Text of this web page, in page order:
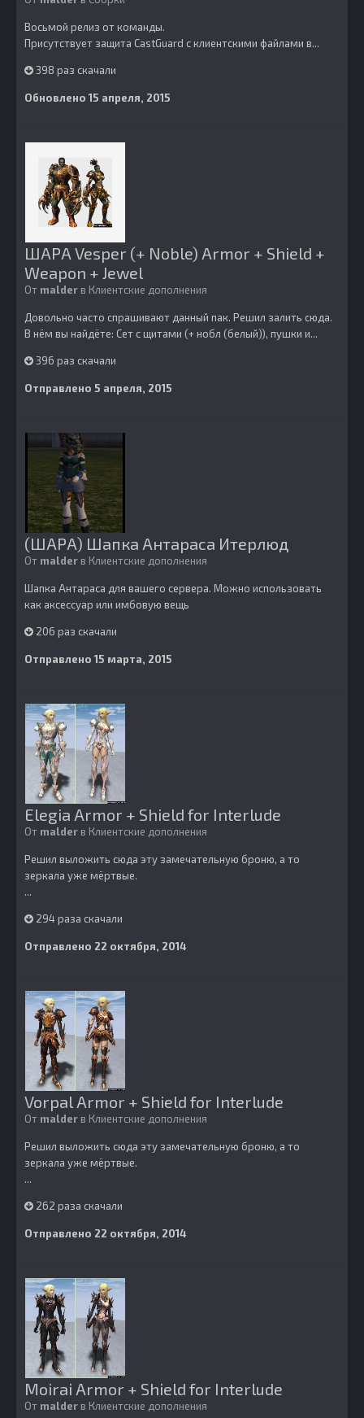
Восьмой релиз от команды.
Присутствует защита CastGuard с клиентскими файлами в...
398 раз скачали
Обновлено15 апреля, 2015
ШАРА Vesper (+ Noble) Armor + Shield +
Weapon + Jewel
От malderв Клиентские дополнения
Довольно часто спрашивают данный пак. Решил залить сюда.
В нём вы найдёте: Сет с щитами (+ нобл (белый)), пушки и...
396 раз скачали
Отправлено 5 апреля, 2015
(ШАРА) Шапка Антараса Итерлюд
От malderв Клиентские дополнения
Шапка Антараса для вашего сервера. Можно использовать
как аксессуар или имбовую вещь
206 раз скачали
Отправлено15 марта, 2015
Elegia Armor + Shield for Interlude
От malderв Клиентские дополнения
Решил выложить сюда эту замечательную броню, а то
зеркала уже мёртвые.
...
294 раза скачали
Отправлено 22 октября, 2014
Vorpal Armor + Shield for Interlude
От malderв Клиентские дополнения
Решил выложить сюда эту замечательную броню, а то
зеркала уже мёртвые.
...
262 раза скачали
Отправлено 22 октября, 2014
Moirai Armor + Shield for Interlude
От malderв Клиентские дополнения